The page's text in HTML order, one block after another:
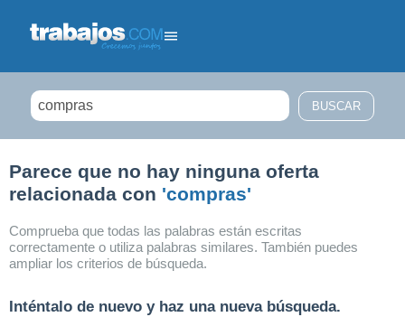
Parece que no hay ninguna oferta
relacionada con 'compras'
Comprueba que todas las palabras están escritas
correctamente o utiliza palabras similares. También puedes
ampliar los criterios de búsqueda.
Inténtalo de nuevo y haz una nueva búsqueda.